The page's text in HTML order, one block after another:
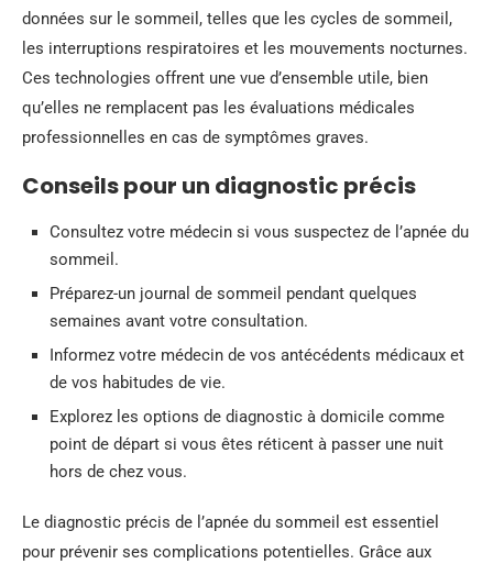
données sur le sommeil, telles que les cycles de sommeil,
les interruptions respiratoires et les mouvements nocturnes.
Ces technologies offrent une vue d’ensemble utile, bien
qu’elles ne remplacent pas les évaluations médicales
professionnelles en cas de symptômes graves.
Conseils pour un diagnostic précis
Consultez votre médecin si vous suspectez de l’apnée du
sommeil.
Préparez-un journal de sommeil pendant quelques
semaines avant votre consultation.
Informez votre médecin de vos antécédents médicaux et
de vos habitudes de vie.
Explorez les options de diagnostic à domicile comme
point de départ si vous êtes réticent à passer une nuit
hors de chez vous.
Le diagnostic précis de l’apnée du sommeil est essentiel
pour prévenir ses complications potentielles. Grâce aux